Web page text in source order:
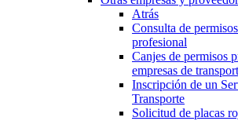
Atrás
Consulta de
profesional
Canjes de permisos
empresas de
Inscripción de un
Transporte
Solicitud de placas